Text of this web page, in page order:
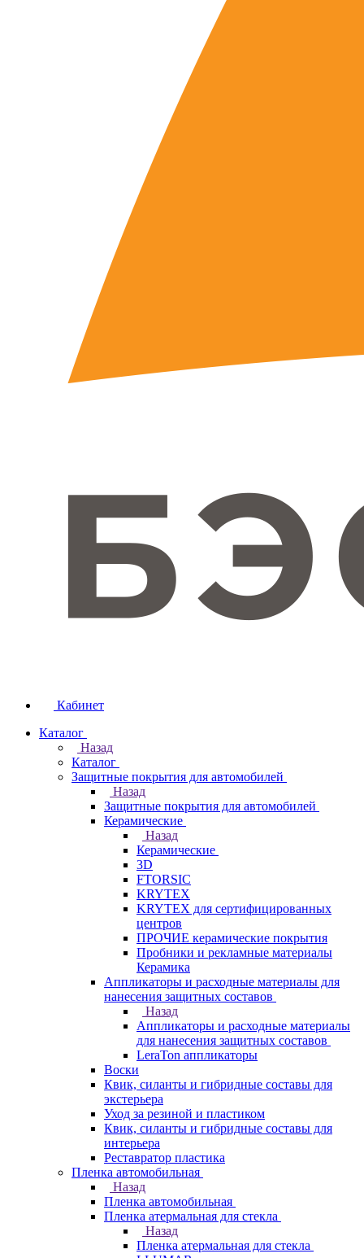
Кабинет
Каталог
Назад
Каталог
Защитные покрытия для автомобилей
Назад
Защитные покрытия для автомобилей
Керамические
Назад
Керамические
3D
FTORSIC
KRYTEX
KRYTEX для сертифицированных
центров
ПРОЧИЕ керамические покрытия
Пробники и рекламные материалы
Керамика
Аппликаторы и расходные материалы для
нанесения защитных составов
Назад
Аппликаторы и расходные материалы
для нанесения защитных составов
LeraTon аппликаторы
Воски
Квик, силанты и гибридные составы для
экстерьера
Уход за резиной и пластиком
Квик, силанты и гибридные составы для
интерьера
Реставратор пластика
Пленка автомобильная
Назад
Пленка автомобильная
Пленка атермальная для стекла
Назад
Пленка атермальная для стекла